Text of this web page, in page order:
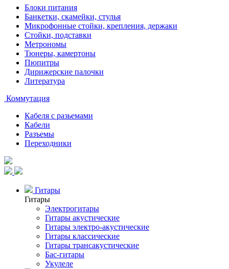
Блоки питания
Банкетки, скамейки, стулья
Микрофонные стойки, крепления, держаки
Стойки, подставки
Метрономы
Тюнеры, камертоны
Пюпитры
Дирижерские палочки
Литература
Коммутация
Кабеля с разьемами
Кабели
Разъемы
Переходники
Гитары
Гитары
Электрогитары
Гитары акустические
Гитары электро-акустические
Гитары классические
Гитары трансакустические
Бас-гитары
Укулеле